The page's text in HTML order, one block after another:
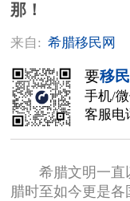
那！
来自: 希腊移民网
要移
手机/微
客服电
希腊文明一直
腊时至如今更是